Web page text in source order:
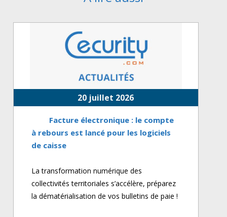
20 juillet 2026
Facture électronique : le compte
à rebours est lancé pour les logiciels
de caisse
La transformation numérique des
collectivités territoriales s’accélère, préparez
la dématérialisation de vos bulletins de paie !